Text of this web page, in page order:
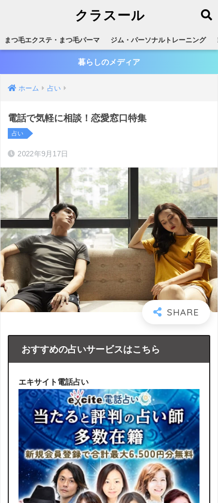
クラスール
まつ毛エクステ・まつ毛パーマ ジム・パーソナルトレーニング
暮らしのメディア
ホーム 占い
電話で気軽に相談！恋愛窓口特集
占い
2022年9月17日
おすすめの占いサービスはこちら
エキサイト電話占い